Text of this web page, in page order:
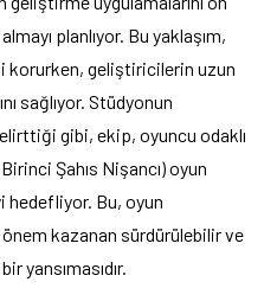
planlıyor. Bu yaklaşım,
korurken, geliştiricilerin uzun
sağlıyor. Stüdyonun
gibi, ekip, oyuncu odaklı
Şahıs Nişancı) oyun
hedefliyor. Bu, oyun
kazanan sürdürülebilir ve
yansımasıdır.